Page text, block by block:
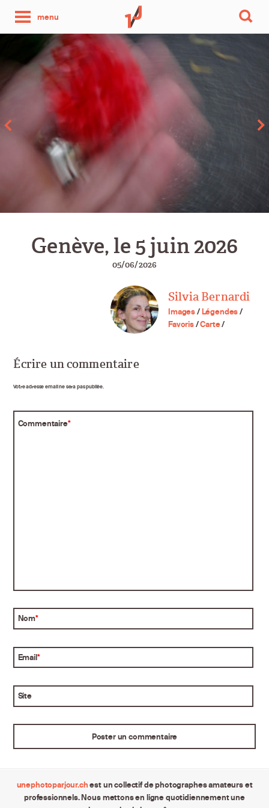
menu
photo
par
jour
Genève, le 5 juin 2026
05/06/2026
Silvia Bernardi
Images/Légendes/
Favoris/Carte/
Écrire un commentaire
Votre adresse email ne sera pas publiée.
Commentaire*
Nom*
Email*
Site
unephotoparjour.chest un collectif de photographes amateurs et
professionnels. Nous mettons en ligne quotidiennement une